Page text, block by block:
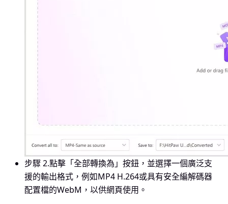
步驟 2.點擊「全部轉換為」按鈕，並選擇一個廣泛支
援的輸出格式，例如MP4 H.264或具有安全編解碼器
配置檔的WebM，以供網頁使用。